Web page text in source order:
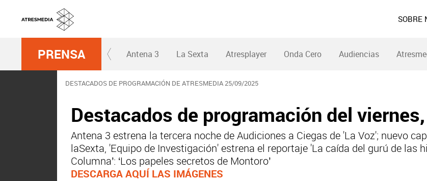
SOBRE
PRENSA Antena 3 La Sexta Atresplayer Onda Cero Audiencias
DESTACADOS DE PROGRAMACIÓN DE ATRESMEDIA 25/09/2025
Destacados de programación del
Antena 3 estrena la tercera noche de Audiciones a Ciegas de 'La Voz'; nuevo
laSexta, 'Equipo de Investigación' estrena el reportaje 'La caída del gurú de las
Columna’: ‘Los papeles secretos de Montoro’
DESCARGA AQUÍ LAS IMÁGENES